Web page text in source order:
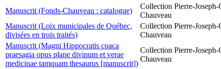
Manuscrit (Fonds-Chauveau : catalogue)
Collection Pierre-
Chauveau
Manuscrit (Loix municipales de Québec,
divisées en trois traités)
Collection Pierre-
Chauveau
Manuscrit (Magni Hippocratis coaca
praesagia opus plane divinum et verae
medicinae tamquam thesaurus [manuscrit])
Collection Pierre-
Chauveau